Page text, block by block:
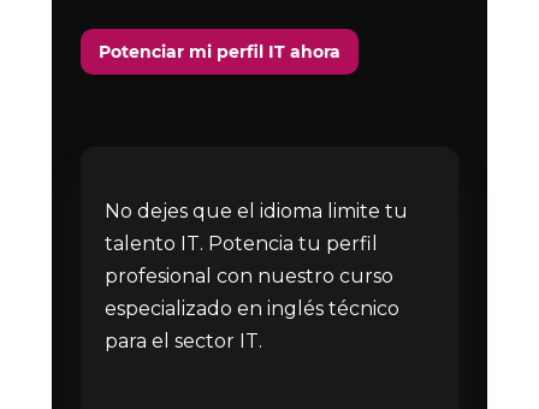
Potenciar mi perfil IT ahora
No dejes que el idioma limite tu
talento IT. Potencia tu perfil
profesional con nuestro curso
especializado en inglés técnico
para el sector IT.